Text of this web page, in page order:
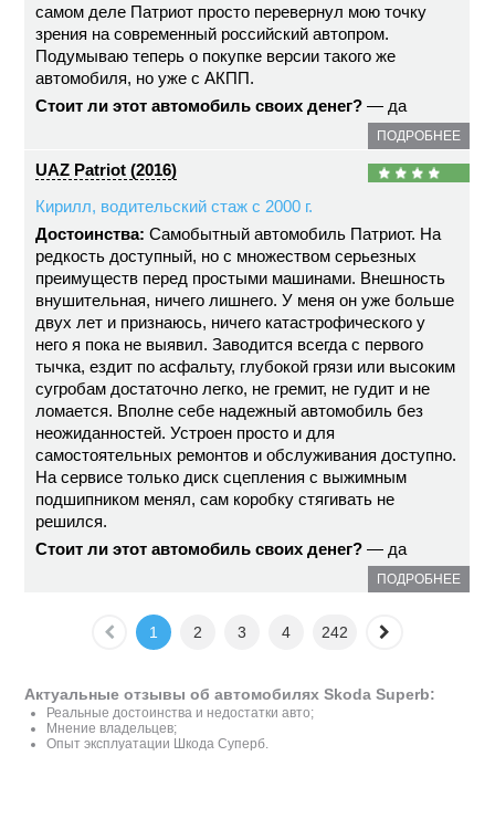
самом деле Патриот просто перевернул мою точку
зрения на современный российский автопром.
Подумываю теперь о покупке версии такого же
автомобиля, но уже с АКПП.
Стоит ли этот автомобиль своих денег? — да
ПОДРОБНЕЕ
UAZ Patriot (2016)
Кирилл, водительский стаж с 2000 г.
Достоинства: Самобытный автомобиль Патриот. На
редкость доступный, но с множеством серьезных
преимуществ перед простыми машинами. Внешность
внушительная, ничего лишнего. У меня он уже больше
двух лет и признаюсь, ничего катастрофического у
него я пока не выявил. Заводится всегда с первого
тычка, ездит по асфальту, глубокой грязи или высоким
сугробам достаточно легко, не гремит, не гудит и не
ломается. Вполне себе надежный автомобиль без
неожиданностей. Устроен просто и для
самостоятельных ремонтов и обслуживания доступно.
На сервисе только диск сцепления с выжимным
подшипником менял, сам коробку стягивать не
решился.
Стоит ли этот автомобиль своих денег? — да
ПОДРОБНЕЕ
1 2 3 4 242
Актуальные отзывы об автомобилях Skoda Superb:
Реальные достоинства и недостатки авто;
Мнение владельцев;
Опыт эксплуатации Шкода Суперб.